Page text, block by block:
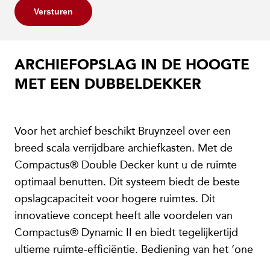
Versturen
ARCHIEFOPSLAG IN DE HOOGTE
MET EEN DUBBELDEKKER
Voor het archief beschikt Bruynzeel over een
breed scala verrijdbare archiefkasten. Met de
Compactus® Double Decker kunt u de ruimte
optimaal benutten. Dit systeem biedt de beste
opslagcapaciteit voor hogere ruimtes. Dit
innovatieve concept heeft alle voordelen van
Compactus® Dynamic II en biedt tegelijkertijd
ultieme ruimte-efficiëntie. Bediening van het ‘one